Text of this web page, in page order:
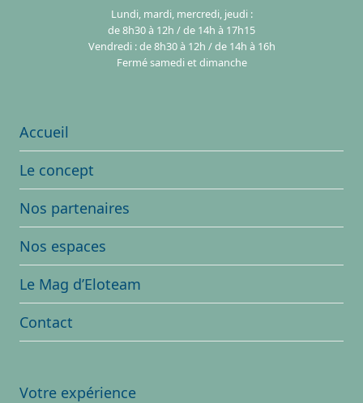
Lundi, mardi, mercredi, jeudi :
de 8h30 à 12h / de 14h à 17h15
Vendredi : de 8h30 à 12h / de 14h à 16h
Fermé samedi et dimanche
Accueil
Le concept
Nos partenaires
Nos espaces
Le Mag d’Eloteam
Contact
Votre expérience